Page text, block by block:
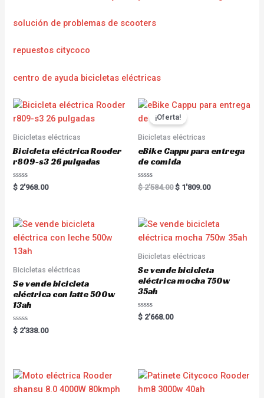
solución de problemas de scooters
repuestos citycoco
centro de ayuda bicicletas eléctricas
Bicicletas eléctricas
Bicicleta eléctrica Rooder
r809-s3 26 pulgadas
R
a
0
o
u
t
o
f
$ 2'968.00
¡Oferta!
Bicicletas eléctricas
eBike Cappu para entrega
de comida
R
a
0
o
u
t
f
$2'584.00 $ 1'809.00
Bicicletas eléctricas
Se vende bicicleta
eléctrica con latte 500w
13ah
R
a
o
u
o
$ 2'338.00
Bicicletas eléctricas
Se vende bicicleta
eléctrica mocha 750w
35ah
R
a
t
o
f
5
$ 2'668.00